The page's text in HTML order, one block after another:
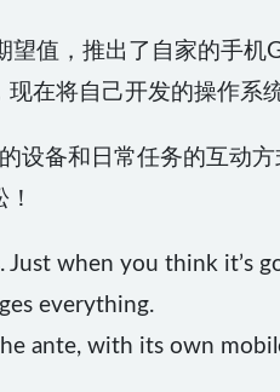
值，推出了自家的手
在将自己开发的操作系
设备和日常任务的互动
Just when you think
everything.
ante, with its own